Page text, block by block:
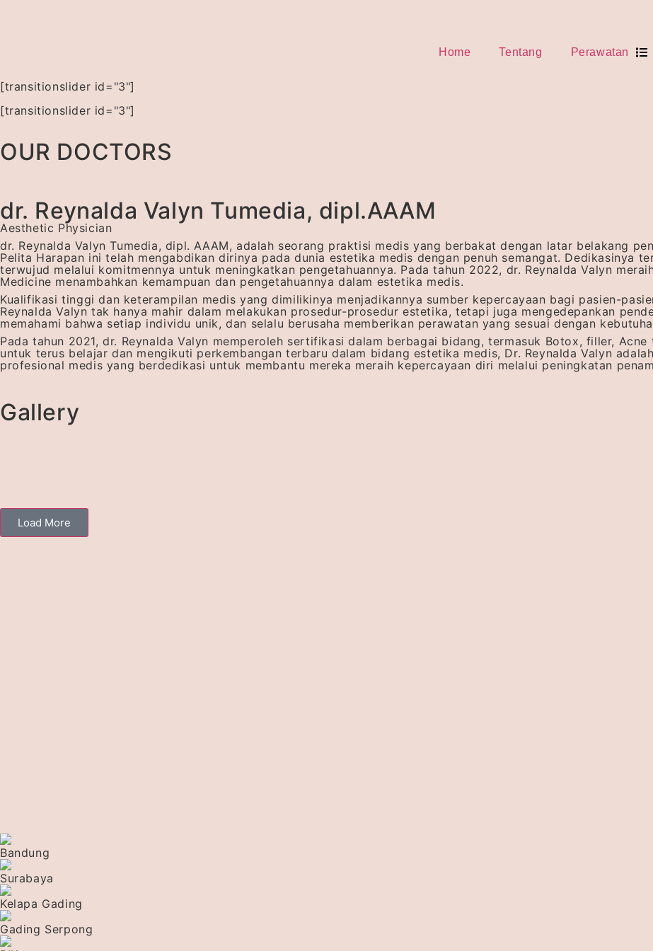
Home Tentang Perawatan
[transitionslider id="3"]
[transitionslider id="3"]
OUR DOCTORS
dr. Reynalda Valyn Tumedia, dipl.AAAM
Aesthetic Physician
dr. Reynalda Valyn Tumedia, dipl. AAAM, adalah seorang praktisi medis yang berbakat dengan latar belakang
Pelita Harapan ini telah mengabdikan dirinya pada dunia estetika medis dengan penuh semangat. Dedikasinya
terwujud melalui komitmennya untuk meningkatkan pengetahuannya. Pada tahun 2022, dr. Reynalda Valyn
Medicine menambahkan kemampuan dan pengetahuannya dalam estetika medis.
Kualifikasi tinggi dan keterampilan medis yang dimilikinya menjadikannya sumber kepercayaan bagi pasien-
Reynalda Valyn tak hanya mahir dalam melakukan prosedur-prosedur estetika, tetapi juga mengedepankan
memahami bahwa setiap individu unik, dan selalu berusaha memberikan perawatan yang sesuai dengan
Pada tahun 2021, dr. Reynalda Valyn memperoleh sertifikasi dalam berbagai bidang, termasuk Botox, filler,
untuk terus belajar dan mengikuti perkembangan terbaru dalam bidang estetika medis, Dr. Reynalda Valyn
profesional medis yang berdedikasi untuk membantu mereka meraih kepercayaan diri melalui peningkatan
Gallery
Load More
Bandung
Surabaya
Kelapa Gading
Gading Serpong